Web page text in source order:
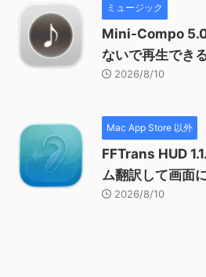
ミュージック
Mini-Compo 5.0
ないで再生でき
2026/8/10
Mac App Store 以外
FFTrans HUD
ム翻訳して画面
2026/8/10